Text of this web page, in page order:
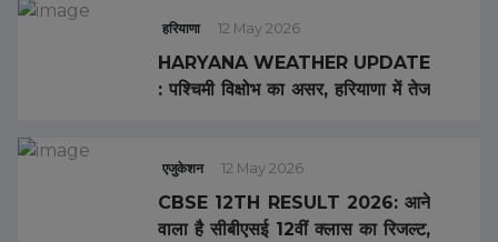
हरियाणा 12 May 2026
HARYANA WEATHER UPDATE
: पश्चिमी विक्षोभ का असर, हरियाणा में तेज
एजुकेशन 12 May 2026
CBSE 12TH RESULT 2026: आने
वाला है सीबीएसई 12वीं क्लास का रिजल्ट,